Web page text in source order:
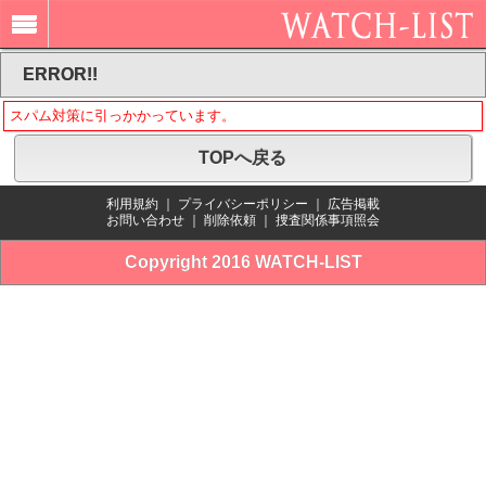
ERROR!!
スパム対策に引っかかっています。
TOPへ戻る
利用規約 プライバシーポリシー
広告掲載
お問い合わせ
削除依頼 捜査関係事項照会
Copyright 2016 WATCH-LIST